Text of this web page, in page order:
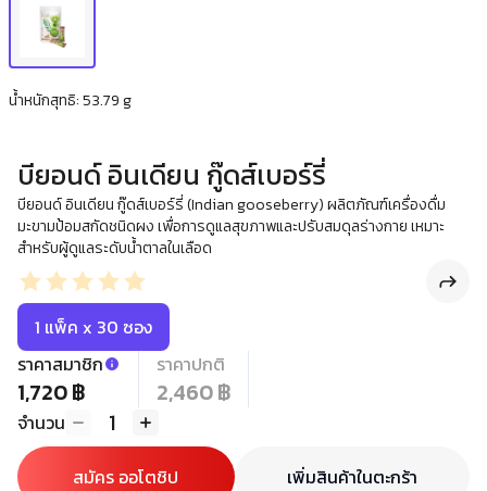
น้ำหนักสุทธิ: 53.79 g
บียอนด์ อินเดียน กู๊ดส์เบอร์รี่
บียอนด์ อินเดียน กู๊ดส์เบอร์รี่ (Indian gooseberry) ผลิตภัณฑ์เครื่องดื่ม
มะขามป้อมสกัดชนิดผง เพื่อการดูแลสุขภาพและปรับสมดุลร่างกาย เหมาะ
สำหรับผู้ดูแลระดับน้ำตาลในเลือด
1 แพ็ค x 30 ซอง
ราคาสมาชิก
1,720 ฿
ราคาปกติ
2,460 ฿
จำนวน 1
สมัคร ออโตชิป
เพิ่มสินค้าในตะกร้า